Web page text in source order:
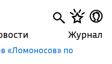
Журнал
«Ломоносов» по